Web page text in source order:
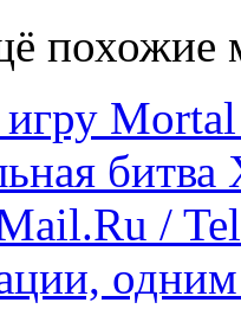
похожие
игру
/